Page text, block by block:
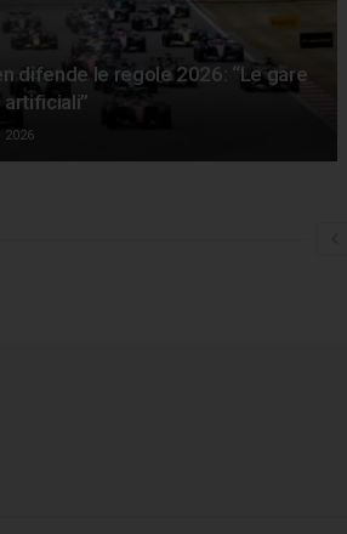
difende le regole 2026: “Le gare
artificiali”
2026